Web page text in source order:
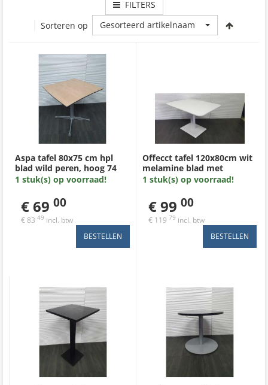
FILTERS
Sorteren op
Gesorteerd artikelnaam
Aspa tafel 80x75 cm hpl
blad wild peren, hoog 74
cm met zilvergrijs metalen
1 stuk(s) op voorraad!
€ 69 00
€ 83 49 incl. btw
Offecct tafel 120x80cm wit
melamine blad met
afgeronde hoeken, hoog 74
cm met zware voet
1 stuk(s) op voorraad!
€ 99 00
€ 119 79 incl. btw